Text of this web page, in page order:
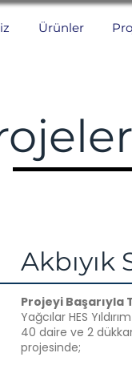
Ürünler
Akbıyık
Projeyi Başarıyla
Yağcılar HES
40 daire ve 2
projesinde;